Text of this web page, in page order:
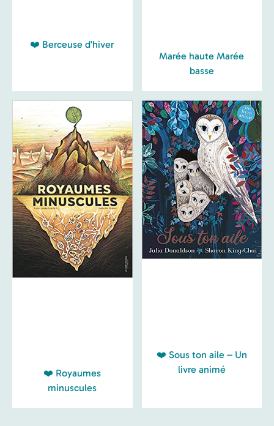
❤️ Berceuse d’hiver
Marée haute Marée
basse
❤️ Royaumes
minuscules
❤️ Sous ton aile – Un
livre animé